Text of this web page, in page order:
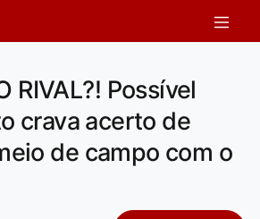
RIVAL?! Possível
crava acerto de
de campo com o